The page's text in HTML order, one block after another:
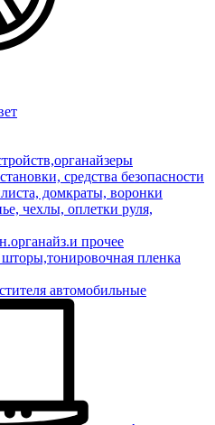
средства безопасности
домкраты, воронки
чехлы, оплетки руля,
прочее
пленка
автомобильные